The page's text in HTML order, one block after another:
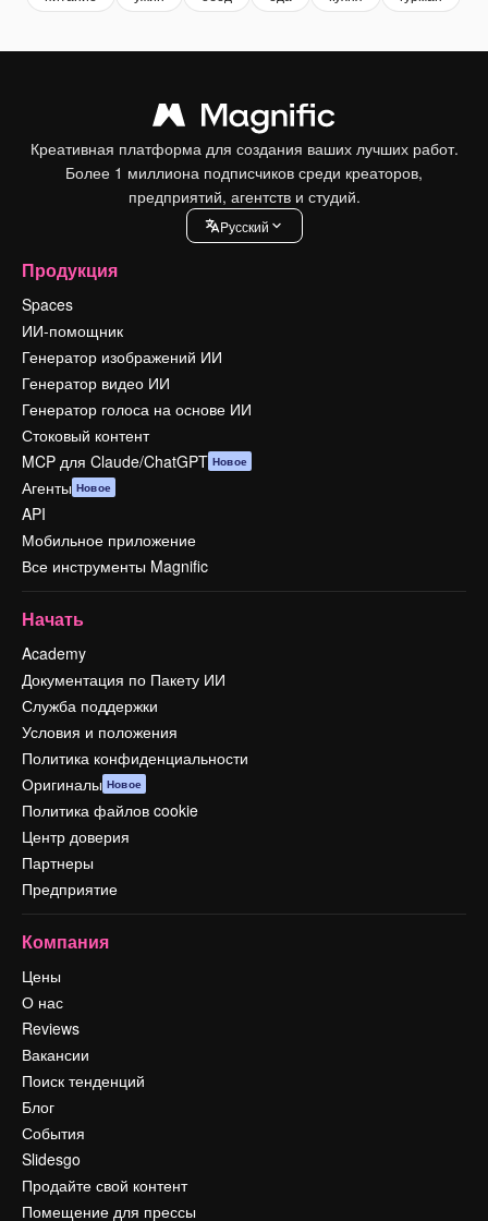
Креативная платформа для создания ваших лучших работ.
Более 1 миллиона подписчиков среди креаторов,
предприятий, агентств и студий.
Pусский
Продукция
Spaces
ИИ-помощник
Генератор изображений ИИ
Генератор видео ИИ
Генератор голоса на основе ИИ
Стоковый контент
MCP для Claude/ChatGPT Новое
Агенты Новое
API
Мобильное приложение
Все инструменты Magnific
Начать
Academy
Документация по Пакету ИИ
Служба поддержки
Условия и положения
Политика конфиденциальности
Оригиналы Новое
Политика файлов cookie
Центр доверия
Партнеры
Предприятие
Компания
Цены
О нас
Reviews
Вакансии
Поиск тенденций
Блог
События
Slidesgo
Продайте свой контент
Помещение для прессы